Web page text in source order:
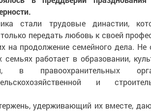
стали трудовые династии,
передать любовь к своей
на продолжение семейного дела. Не
семьях работает в образовании,
в правоохранительных
и
удерживающий их вместе,